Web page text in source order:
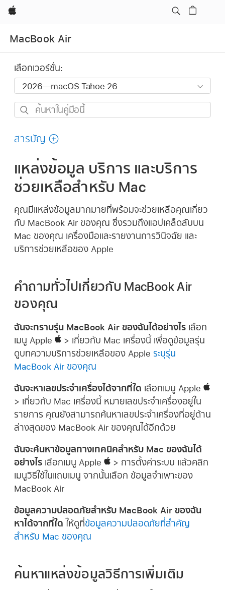
Apple
MacBook Air
เลือกเวอร์ชั่น:
ค้นหา
คู่มือ
สารบัญ
แหล่งข้อมูล บริการ และบริการ
ช่วยเหลือสำหรับ Mac
คุณมีแหล่งข้อมูลมากมายที่พร้อมจะช่วยเหลือคุณเกี่ยว
กับ MacBook Air ของคุณ ซึ่งรวมถึงแอปเคล็ดลับบน
Mac ของคุณ เครื่องมือและรายงานการวินิจฉัย และ
บริการช่วยเหลือของ Apple
คำถามทั่วไปเกี่ยวกับ MacBook Air
ของคุณ
ฉันจะทราบรุ่น MacBook Air ของฉันได้อย่างไร เลือก
เมนู Apple
> เกี่ยวกับ Mac เครื่องนี้ เพื่อดูข้อมูลรุ่น
ดูบทความบริการช่วยเหลือของ Apple ระบุรุ่น
MacBook Air ของคุณ
ฉันจะหาเลขประจำเครื่องได้จากที่ใด เลือกเมนู Apple
> เกี่ยวกับ Mac เครื่องนี้ หมายเลขประจำเครื่องอยู่ใน
รายการ คุณยังสามารถค้นหาเลขประจำเครื่องที่อยู่ด้าน
ล่างสุดของ MacBook Air ของคุณได้อีกด้วย
ฉันจะค้นหาข้อมูลทางเทคนิคสำหรับ Mac ของฉันได้
อย่างไร เลือกเมนู Apple
> การตั้งค่าระบบ แล้วคลิก
เมนูวิธีใช้ในแถบเมนู จากนั้นเลือก ข้อมูลจำเพาะของ
MacBook Air
ข้อมูลความปลอดภัยสำหรับ MacBook Air ของฉัน
หาได้จากที่ใด ให้ดูที่ข้อมูลความปลอดภัยที่สำคัญ
สำหรับ Mac ของคุณ
ค้นหาแหล่งข้อมูลวิธีการเพิ่มเติม